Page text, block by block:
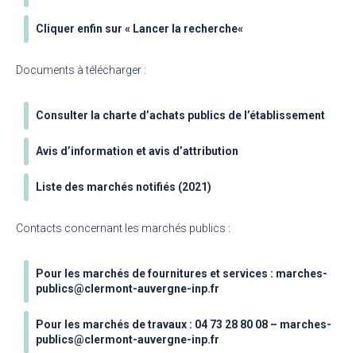
Cliquer enfin sur « Lancer la recherche«
Documents à télécharger :
Consulter la charte d’achats publics de l’établissement
Avis d’information et avis d’attribution
Liste des marchés notifiés (2021)
Contacts concernant les marchés publics :
Pour les marchés de fournitures et services : marches-
publics@clermont-auvergne-inp.fr
Pour les marchés de travaux : 04 73 28 80 08 – marches-
publics@clermont-auvergne-inp.fr